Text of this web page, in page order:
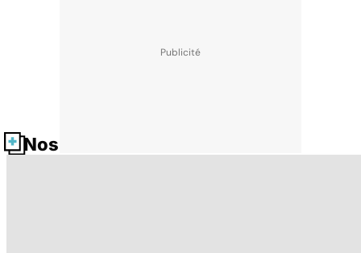
Nos fiches santé